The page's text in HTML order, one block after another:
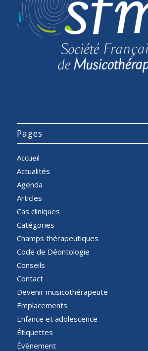
Pages
Accueil
Actualités
Agenda
Articles
Cas cliniques
Catégories
Champs thérapeutiques
Code de Déontologie
Conseils
Contact
Devenir musicothérapeute
Emplacements
Enfance et adolescence
Étiquettes
Évènement